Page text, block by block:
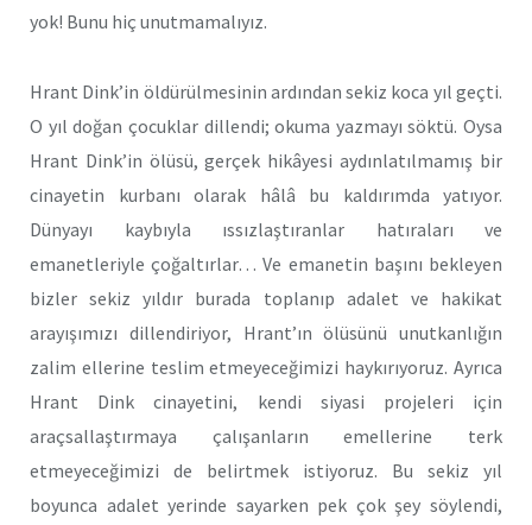
yok! Bunu hiç unutmamalıyız.
Hrant Dink’in öldürülmesinin ardından sekiz koca yıl geçti.
O yıl doğan çocuklar dillendi; okuma yazmayı söktü. Oysa
Hrant Dink’in ölüsü, gerçek hikâyesi aydınlatılmamış bir
cinayetin kurbanı olarak hâlâ bu kaldırımda yatıyor.
Dünyayı kaybıyla ıssızlaştıranlar hatıraları ve
emanetleriyle çoğaltırlar… Ve emanetin başını bekleyen
bizler sekiz yıldır burada toplanıp adalet ve hakikat
arayışımızı dillendiriyor, Hrant’ın ölüsünü unutkanlığın
zalim ellerine teslim etmeyeceğimizi haykırıyoruz. Ayrıca
Hrant Dink cinayetini, kendi siyasi projeleri için
araçsallaştırmaya çalışanların emellerine terk
etmeyeceğimizi de belirtmek istiyoruz. Bu sekiz yıl
boyunca adalet yerinde sayarken pek çok şey söylendi,